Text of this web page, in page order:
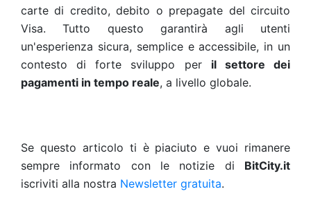
carte di credito, debito o prepagate del circuito
Visa. Tutto questo garantirà agli utenti
un'esperienza sicura, semplice e accessibile, in un
contesto di forte sviluppo per il settore dei
pagamenti in tempo reale, a livello globale.
Se questo articolo ti è piaciuto e vuoi rimanere
sempre informato con le notizie di BitCity.it
iscriviti alla nostra Newsletter gratuita.